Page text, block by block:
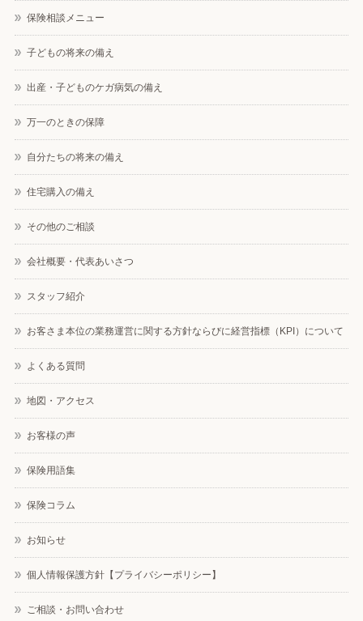
保険相談メニュー
子どもの将来の備え
出産・子どものケガ病気の備え
万一のときの保障
自分たちの将来の備え
住宅購入の備え
その他のご相談
会社概要・代表あいさつ
スタッフ紹介
お客さま本位の業務運営に関する方針ならびに経営指標（KPI）について
よくある質問
地図・アクセス
お客様の声
保険用語集
保険コラム
お知らせ
個人情報保護方針【プライバシーポリシー】
ご相談・お問い合わせ